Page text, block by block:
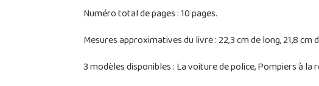
Numéro total de pages : 10 pages.
Mesures approximatives du livre : 22,3 cm de long, 21,8
3 modèles disponibles : La voiture de police, Pompiers à la